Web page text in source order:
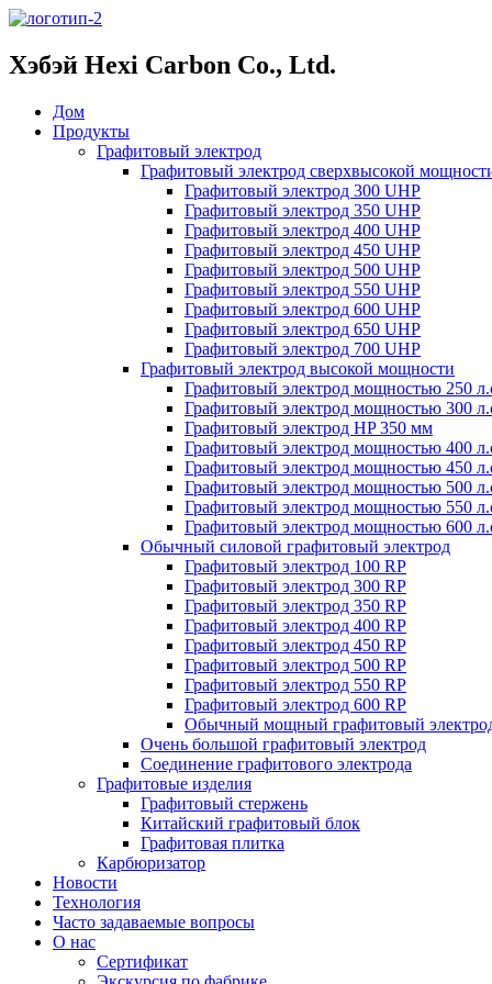
Хэбэй Hexi Carbon Co., Ltd.
Дом
Продукты
Графитовый электрод
Графитовый электрод сверхвысокой
Графитовый электрод 300 UHP
Графитовый электрод 350 UHP
Графитовый электрод 400 UHP
Графитовый электрод 450 UHP
Графитовый электрод 500 UHP
Графитовый электрод 550 UHP
Графитовый электрод 600 UHP
Графитовый электрод 650 UHP
Графитовый электрод 700 UHP
Графитовый электрод высокой мощности
Графитовый электрод мощностью 250
Графитовый электрод мощностью 300
Графитовый электрод HP 350 мм
Графитовый электрод мощностью 400
Графитовый электрод мощностью 450
Графитовый электрод мощностью 500
Графитовый электрод мощностью 550
Графитовый электрод мощностью 600
Обычный силовой графитовый электрод
Графитовый электрод 100 RP
Графитовый электрод 300 RP
Графитовый электрод 350 RP
Графитовый электрод 400 RP
Графитовый электрод 450 RP
Графитовый электрод 500 RP
Графитовый электрод 550 RP
Графитовый электрод 600 RP
Обычный мощный графитовый
Очень большой графитовый электрод
Соединение графитового электрода
Графитовые изделия
Графитовый стержень
Китайский графитовый блок
Графитовая плитка
Карбюризатор
Новости
Технология
Часто задаваемые вопросы
О нас
Сертификат